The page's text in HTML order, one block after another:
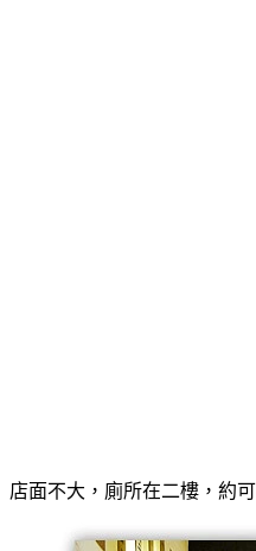
店面不大，廁所在二樓，約可